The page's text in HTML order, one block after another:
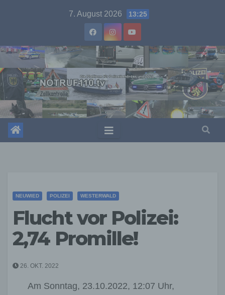
7. August 2026 13:25
NEUWIED POLIZEI WESTERWALD
Flucht vor Polizei:
2,74 Promille!
26. OKT. 2022
Am Sonntag, 23.10.2022, 12:07 Uhr,